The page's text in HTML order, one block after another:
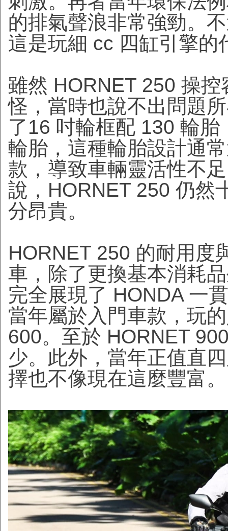
的排氣聲浪非常強勁。
這是玩細 cc 四缸引擎的
雖然 HORNET 250 操
怪，當時也說不出問題
了16 吋輪框配 130 輪
輪胎，這種輪胎設計通
款，導致車輛靈活性不
說，HORNET 250 仍然
分昂貴。
HORNET 250 的耐用度
車，除了更換基本消耗
完全展現了 HONDA 一
當年屬於入門車款，玩
600。至於 HORNET
少。此外，當年正值直
擇也不像現在這麼豐富。